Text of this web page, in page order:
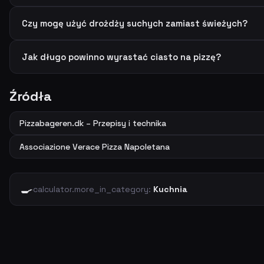
Czy mogę użyć drożdży suchych zamiast świeżych?
Jak długo powinno wyrastać ciasto na pizzę?
Źródła
Pizzabageren.dk – Przepisy i technika
Associazione Verace Pizza Napoletana
🍳calculator.more_in_category: Kuchnia